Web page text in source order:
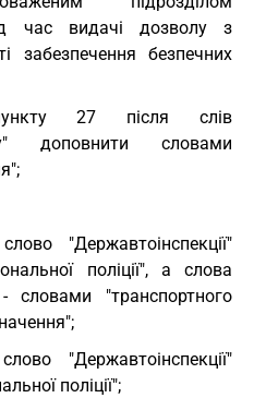
час видачі дозволу з
забезпечення безпечних
27 після слів
доповнити словами
"Державтоінспекції"
поліції", а слова
словами "транспортного
"Державтоінспекції"
поліції";